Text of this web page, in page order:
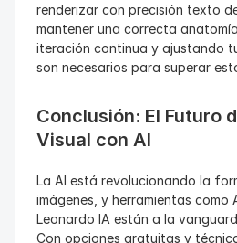
renderizar con precisión texto
mantener una correcta
iteración continua y ajustando
son necesarios para superar
Conclusión: El Futuro
Visual con AI
La AI está revolucionando la
imágenes, y herramientas como
Leonardo IA están a la